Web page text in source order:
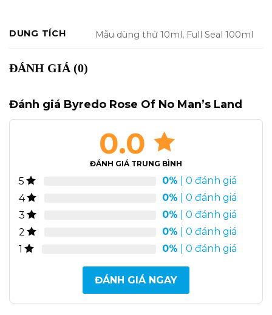
DUNG TÍCH Mẫu dùng thử 10ml, Full Seal 100ml
ĐÁNH GIÁ (0)
Đánh giá Byredo Rose Of No Man’s Land
0.0
ĐÁNH GIÁ TRUNG BÌNH
5 0% | 0 đánh giá
4
0% | 0 đánh giá
3
0% | 0 đánh giá
2
0% | 0 đánh giá
1
0% | 0 đánh giá
ĐÁNH GIÁ NGAY